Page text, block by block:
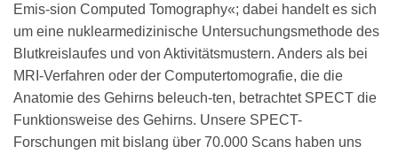
Emis-sion Computed Tomography«; dabei handelt es sich
um eine nuklearmedizinische Untersuchungsmethode des
Blutkreislaufes und von Aktivitätsmustern. Anders als bei
MRI-Verfahren oder der Computertomografie, die die
Anatomie des Gehirns beleuch-ten, betrachtet SPECT die
Funktionsweise des Gehirns. Unsere SPECT-
Forschungen mit bislang über 70.000 Scans haben uns